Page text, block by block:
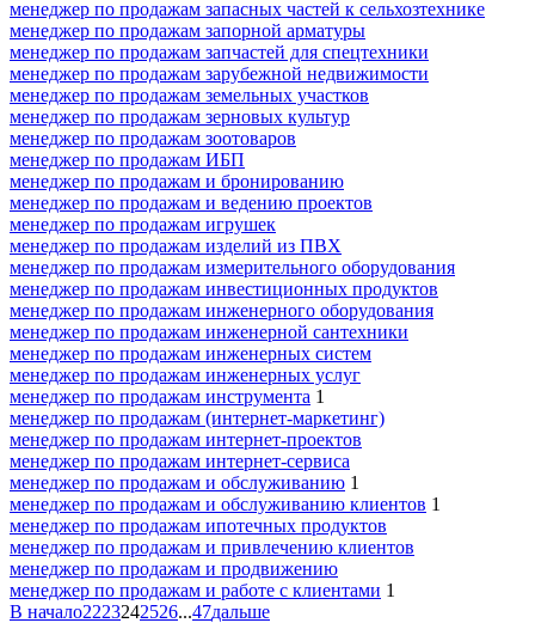
менеджер по продажам запасных частей к сельхозтехнике
менеджер по продажам запорной арматуры
менеджер по продажам запчастей для спецтехники
менеджер по продажам зарубежной недвижимости
менеджер по продажам земельных участков
менеджер по продажам зерновых культур
менеджер по продажам зоотоваров
менеджер по продажам ИБП
менеджер по продажам и бронированию
менеджер по продажам и ведению проектов
менеджер по продажам игрушек
менеджер по продажам изделий из ПВХ
менеджер по продажам измерительного оборудования
менеджер по продажам инвестиционных продуктов
менеджер по продажам инженерного оборудования
менеджер по продажам инженерной сантехники
менеджер по продажам инженерных систем
менеджер по продажам инженерных услуг
менеджер по продажам инструмента 1
менеджер по продажам (интернет-маркетинг)
менеджер по продажам интернет-проектов
менеджер по продажам интернет-сервиса
менеджер по продажам и обслуживанию 1
менеджер по продажам и обслуживанию клиентов 1
менеджер по продажам ипотечных продуктов
менеджер по продажам и привлечению клиентов
менеджер по продажам и продвижению
менеджер по продажам и работе с клиентами 1
В начало2223242526...47дальше